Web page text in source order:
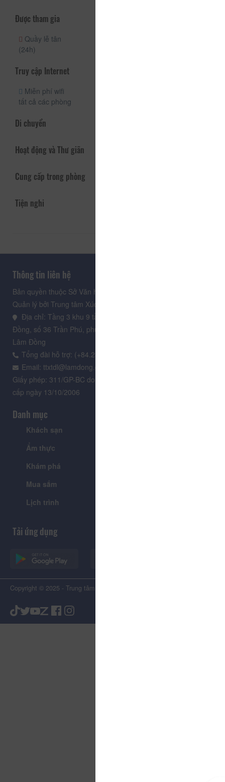
Được tham gia
Quầy lễ tân
(24h)
Truy cập Internet
Miễn phí wifi
tất cả các phòng
Di chuyển
Hoạt động và Thư giãn
Cung cấp trong phòng
Tiện nghi
Thông tin liên hệ
Bản quyền thuộc Sở Văn hoá, Thể thao và Du lịch Lâm Đồng.
Quản lý bởi Trung tâm Xúc tiến Du lịch Lâm Đồng
Địa chỉ: Tầng 3 khu 9 tầng, Trung tâm Hành chính tỉnh Lâm
Đồng, số 36 Trần Phú, phường Xuân Hương - Đà Lạt, tỉnh
Lâm Đồng
Tổng đài hỗ trợ: (+84.235) 3.916.961
Email: ttxtdl@lamdong.gov.vn
Giấy phép: 311/GP-BC do Cục Báo chí - Bộ Văn hóa Thông tin
cấp ngày 13/10/2006
Danh mục
Khách sạn
Ẩm thực
Khám phá
Mua sắm
Lịch trình
Tải ứng dụng
Copyright © 2025 - Trung tâm Xúc tiến Du lịch Tỉnh Lâm Đồng